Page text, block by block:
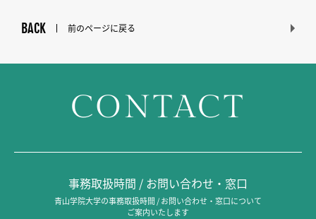
BACK 前のページに戻る
CONTACT
事務取扱時間 / お問い合わせ・窓口
青山学院大学の事務取扱時間 / お問い合わせ・窓口について
ご案内いたします